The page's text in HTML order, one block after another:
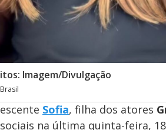
Imagem/Divulgação
Sofia, filha dos atores
na última quinta-feira,